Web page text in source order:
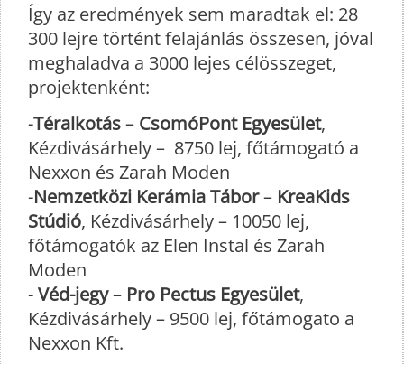
Így az eredmények sem maradtak el: 28
300 lejre történt felajánlás összesen, jóval
meghaladva a 3000 lejes célösszeget,
projektenként:
-Téralkotás– CsomóPont Egyesület,
Kézdivásárhely – 8750 lej, főtámogató a
Nexxon és Zarah Moden
-Nemzetközi Kerámia Tábor– KreaKids
Stúdió, Kézdivásárhely – 10050 lej,
főtámogatók az Elen Instal és Zarah
Moden
-Véd-jegy– Pro Pectus Egyesület,
Kézdivásárhely – 9500 lej, főtámogato a
Nexxon Kft.